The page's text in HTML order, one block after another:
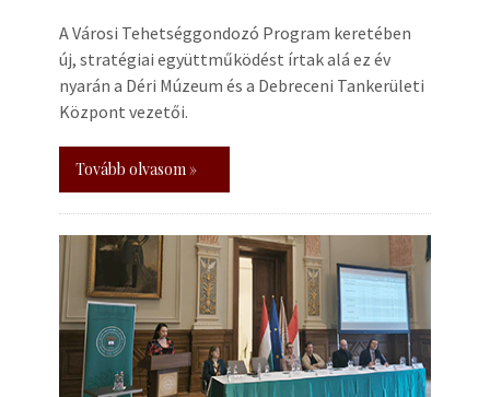
A Városi Tehetséggondozó Program keretében
új, stratégiai együttműködést írtak alá ez év
nyarán a Déri Múzeum és a Debreceni Tankerületi
Központ vezetői.
Tovább olvasom »